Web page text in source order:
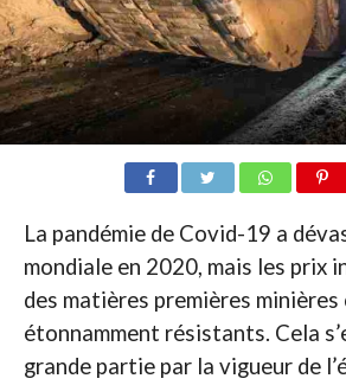
La pandémie de Covid-19 a
mondiale en 2020, mais les prix
des matières premières
étonnamment résistants. Cela
grande partie par la vigueur de